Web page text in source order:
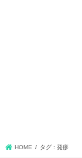
HOME タグ : 発疹